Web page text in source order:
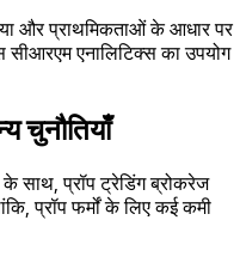
और प्राथमिकताओं के आधार पर
एनालिटिक्स का उपयोग
चुनौतियाँ
साथ, प्रॉप ट्रेडिंग ब्रोकरेज
प्रॉप फर्मों के लिए कई कमी